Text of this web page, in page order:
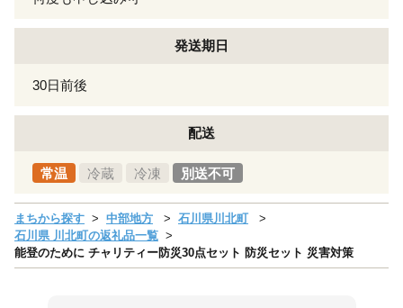
発送期日
30日前後
配送
常温 冷蔵 冷凍 別送不可
まちから探す 中部地方
石川県川北町
石川県 川北町の返礼品一覧
能登のために チャリティー防災30点セット 防災セット 災害対策